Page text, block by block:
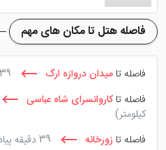
بازار سمنان و ... هم از
مقرون صرفه را در شهر سمنان
فاصله هتل تا مکان های مهم
فاصله تا میدان دروازه ارگ 39 دقیقه پیاده روی
فاصله تا کاروانسرای شاه عباسی
کیلومتر)
فاصله تا زورخانه 39 دقیقه پیاده روی